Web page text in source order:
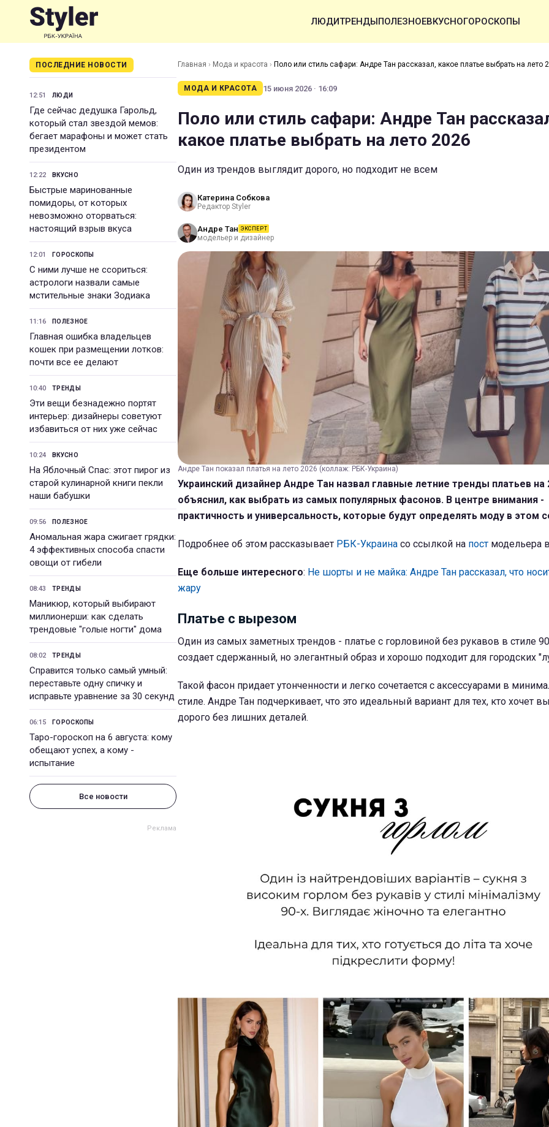
ЛЮДИТРЕНДЫПОЛЕЗНОЕВКУСНОГОРОСКОПЫ
ПОСЛЕДНИЕ НОВОСТИ
12:51 ЛЮДИ
Где сейчас дедушка Гарольд,
который стал звездой мемов:
бегает марафоны и может стать
президентом
12:22 ВКУСНО
Быстрые маринованные
помидоры, от которых
невозможно оторваться:
настоящий взрыв вкуса
12:01 ГОРОСКОПЫ
С ними лучше не ссориться:
астрологи назвали самые
мстительные знаки Зодиака
11:16 ПОЛЕЗНОЕ
Главная ошибка владельцев
кошек при размещении лотков:
почти все ее делают
10:40 ТРЕНДЫ
Эти вещи безнадежно портят
интерьер: дизайнеры советуют
избавиться от них уже сейчас
10:24 ВКУСНО
На Яблочный Спас: этот пирог из
старой кулинарной книги пекли
наши бабушки
09:56 ПОЛЕЗНОЕ
Аномальная жара сжигает грядки:
4 эффективных способа спасти
овощи от гибели
08:43 ТРЕНДЫ
Маникюр, который выбирают
миллионерши: как сделать
трендовые "голые ногти" дома
08:02 ТРЕНДЫ
Справится только самый умный:
переставьте одну спичку и
исправьте уравнение за 30 секунд
06:15 ГОРОСКОПЫ
Таро-гороскоп на 6 августа: кому
обещают успех, а кому -
испытание
Все новости
Главная › Мода и красота › Поло или стиль сафари: Андре Тан рассказал, какое платье выбрать на лето
МОДА И КРАСОТА 15 июня 2026 · 16:09
Поло или стиль сафари: Андре Тан
какое платье выбрать на лето 2026
Один из трендов выглядит дорого, но подходит не всем
Катерина Собкова
Редактор Styler
Андре Тан ЭКСПЕРТ
модельер и дизайнер
Андре Тан показал платья на лето 2026 (коллаж: РБК-Украина)
Украинский дизайнер Андре Тан назвал главные летние тренды платьев на
объяснил, как выбрать из самых популярных фасонов. В центре внимания -
практичность и универсальность, которые будут определять моду в этом
Подробнее об этом рассказывает РБК-Украина со ссылкой на пост модельера
Еще больше интересного: Не шорты и не майка: Андре Тан рассказал, что
жару
Платье с вырезом
Один из самых заметных трендов - платье с горловиной без рукавов в стиле
создает сдержанный, но элегантный образ и хорошо подходит для городских
Такой фасон придает утонченности и легко сочетается с аксессуарами в
стиле. Андре Тан подчеркивает, что это идеальный вариант для тех, кто хочет
дорого без лишних деталей.